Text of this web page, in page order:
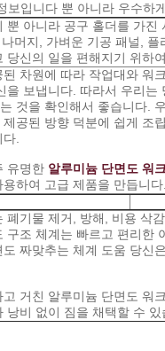
보입니다 뿐 아니라 우수하
뿐 아니라 공구 홀더를 가
머지, 가벼운 기공 패널,
신의 일을 편해지기 위하
된 차원에 따라 작업대와 워
을 보냅니다. 따라서 우리는
것을 확인해서 좋습니다.
제공된 방향 덕분에 쉽게 조
.
유명한 알루미늄 단면도 워
하여 고급 제품을 만듭니다.
폐기물 제거, 방해, 비용 삭
구조 체계는 빠르고 편리한
도 짜맞추는 체계 도움 당신
고 거친 알루미늄 단면도 워
낭비 없이 짐을 채택할 수 있